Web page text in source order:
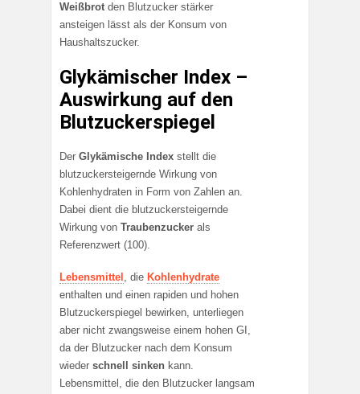
Weißbrot den Blutzucker stärker
ansteigen lässt als der Konsum von
Haushaltszucker.
Glykämischer Index –
Auswirkung auf den
Blutzuckerspiegel
Der Glykämische Index stellt die
blutzuckersteigernde Wirkung von
Kohlenhydraten in Form von Zahlen an.
Dabei dient die blutzuckersteigernde
Wirkung von Traubenzucker als
Referenzwert (100).
Lebensmittel , die Kohlenhydrate
enthalten und einen rapiden und hohen
Blutzuckerspiegel bewirken, unterliegen
aber nicht zwangsweise einem hohen GI,
da der Blutzucker nach dem Konsum
wieder schnell sinken kann.
Lebensmittel, die den Blutzucker langsam